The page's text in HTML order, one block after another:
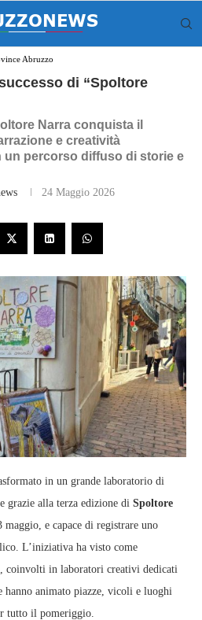
Abruzzo
di “Spoltore
Narra conquista il
e creatività
percorso diffuso di storie e
24 Maggio 2026
in un grande laboratorio di
grazie alla terza edizione di Spoltore
maggio, e capace di registrare uno
L’iniziativa ha visto come
coinvolti in laboratori creativi dedicati
hanno animato piazze, vicoli e luoghi
tutto il pomeriggio.